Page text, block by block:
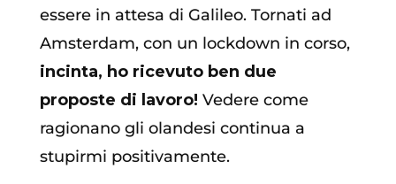
essere in attesa di Galileo. Tornati ad
Amsterdam, con un lockdown in corso,
incinta, ho ricevuto ben due
proposte di lavoro! Vedere come
ragionano gli olandesi continua a
stupirmi positivamente.